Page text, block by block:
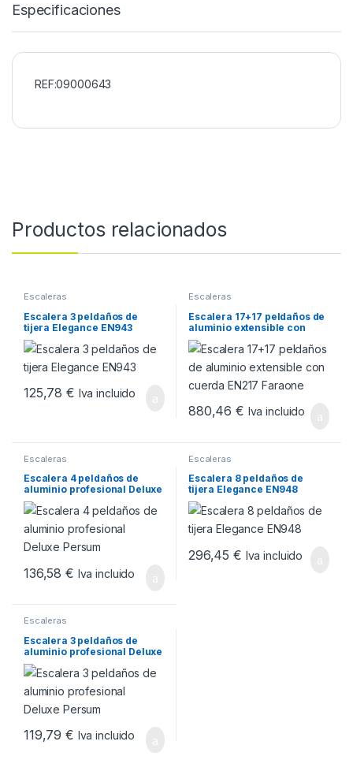
Especificaciones
REF:09000643
Productos relacionados
Escaleras
Escalera 3 peldaños de
tijera Elegance EN943
125,78€ Iva incluido
Escaleras
Escalera 17+17 peldaños de
aluminio extensible con
cuerda EN217 Faraone
880,46€ Iva incluido
Escaleras
Escalera 4 peldaños de
aluminio profesional Deluxe
Persum
136,58€ Iva incluido
Escaleras
Escalera 8 peldaños de
tijera Elegance EN948
296,45€ Iva incluido
Escaleras
Escalera 3 peldaños de
aluminio profesional Deluxe
Persum
119,79€ Iva incluido